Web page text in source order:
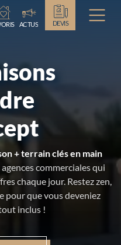
Chargement...
ACTUS DEVIS
+ terrain clés en main
commerciales qui
chaque jour. Restez zen,
pour que vous deveniez
inclus !